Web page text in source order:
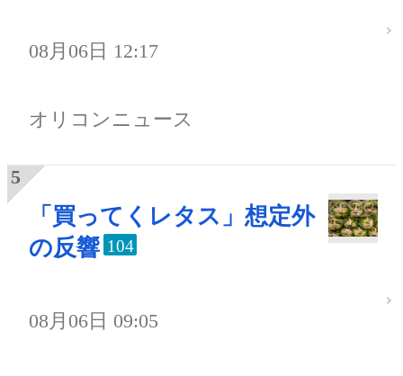
08月06日 12:17
オリコンニュース
「買ってくレタス」想定外
の反響 104
08月06日 09:05